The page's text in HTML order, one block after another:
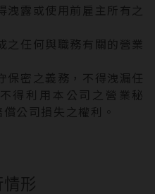
露或使用前雇主所有之
任何與職務有關的營業
密之義務，不得洩漏任
得利用本公司之營業秘
公司損失之權利。
形